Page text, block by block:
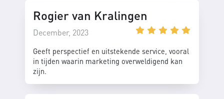
Rogier van Kralingen
December, 2023
Geeft perspectief en uitstekende service, vooral
in tijden waarin marketing overweldigend kan
zijn.